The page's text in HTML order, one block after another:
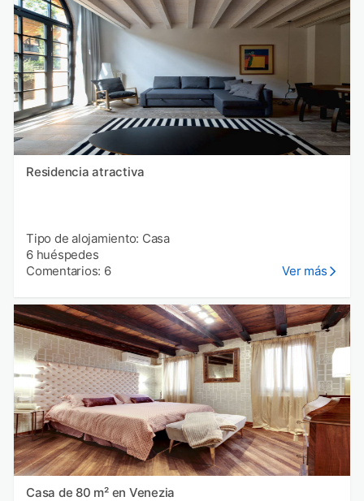
Residencia atractiva
Tipo de alojamiento: Casa
6 huéspedes
Comentarios: 6
Ver más
Casa de 80 m² en Venezia